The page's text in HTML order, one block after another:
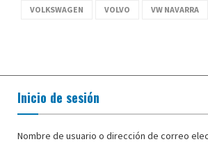
VOLKSWAGEN VOLVO VW NAVARRA
Inicio de sesión
Nombre de usuario o dirección de correo